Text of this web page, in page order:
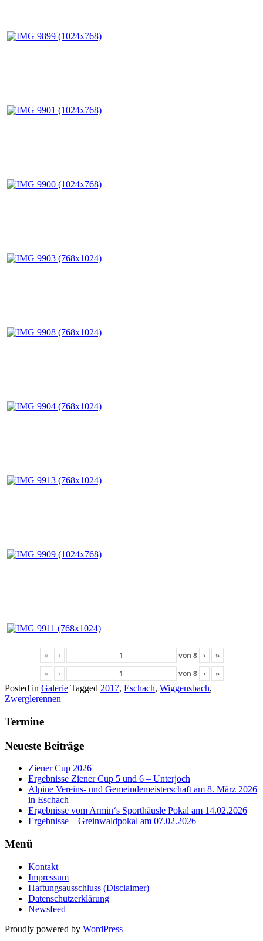
« ‹ von 8 ›
»
«
‹ von 8 ›
»
Posted in Galerie Tagged 2017, Eschach, Wiggensbach,
Zwerglerennen
Termine
Neueste Beiträge
Ziener Cup 2026
Ergebnisse Ziener Cup 5 und 6 – Unterjoch
Alpine Vereins- und Gemeindemeisterschaft am 8. März 2026
in Eschach
Ergebnisse vom Armin‘s Sporthäusle Pokal am 14.02.2026
Ergebnisse – Greinwaldpokal am 07.02.2026
Menü
Kontakt
Impressum
Haftungsausschluss (Disclaimer)
Datenschutzerklärung
Newsfeed
Proudly powered by WordPress